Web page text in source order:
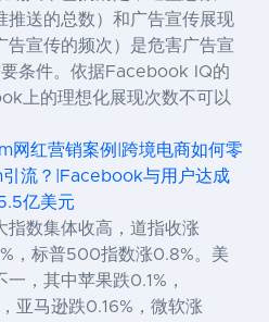
推送的总数）和广告宣传展现
告宣传的频次）是危害广告宣
条件。依据Facebook IQ的
上的理想化展现次数不可以
网红营销案例|跨境电商如何零
流？|Facebook与用户达成
亿美元
指数集体收高，道指收涨
，标普500指数涨0.8%。美
，其中苹果跌0.1%，
亚马逊跌0.16%，微软涨